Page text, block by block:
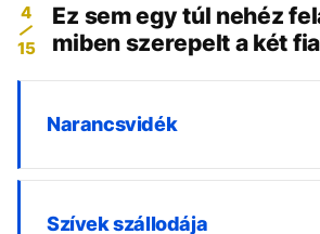
4
15
Ez sem egy túl nehéz
miben szerepelt a két
Narancsvidék
Szívek szállodája